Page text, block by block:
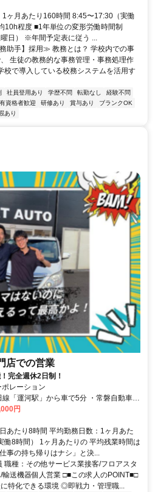
ヶ月あたり160時間 8:45〜17:30（実働
10h程度 ■1年単位の変形労働時間制
曜日） ※年間予定表に従う ...
助手】採用≫ 教務とは？ 学校内での事
生徒の教務的な事務管理・事務処理作
校で導入している校務システムを活用す
社員登用あり 学歴不問 転勤なし
経験不問
有資格者歓迎 研修あり 賞与あり
ブランクOK
あり
店での営業
完全週休2日制！
ポレーション
「運河駅」から車で5分 ・常磐自動車道
バイク通勤OK！無料駐車場完備！
円
あたり8時間 平均勤務日数：1ヶ月あた
働8時間） 1ヶ月あたりの 平均残業時間は
事の持ち帰りはナシ」と決...
職種：その他サービス業接客/フロアスタ
輸送機器個人営業 □■この求人のPOINT■□
特化できる環境 ◎即戦力・管理職...